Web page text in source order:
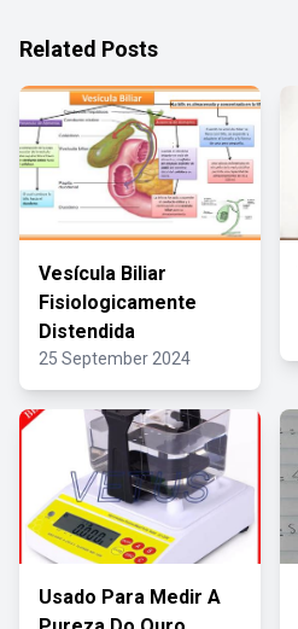
Related Posts
Vesícula Biliar
Fisiologicamente
Distendida
25 September 2024
Usado Para Medir A